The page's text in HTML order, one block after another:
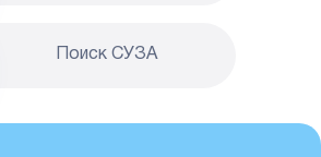
Поиск CУЗА